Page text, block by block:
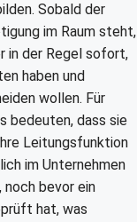
Sobald der
im Raum steht,
in der Regel sofort,
haben und
wollen. Für
bedeuten, dass sie
Leitungsfunktion
im Unternehmen
bevor ein
hat, was